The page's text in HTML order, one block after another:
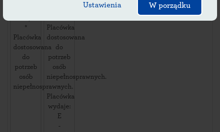
Ustawienia W porządku
*
Placówka
dostosowana
do
potrzeb
osób
niepełnosprawnych.
Placówka
dostosowana
do
potrzeb
osób
niepełnosprawnych.
-
Placówka
wydaje:
E
-